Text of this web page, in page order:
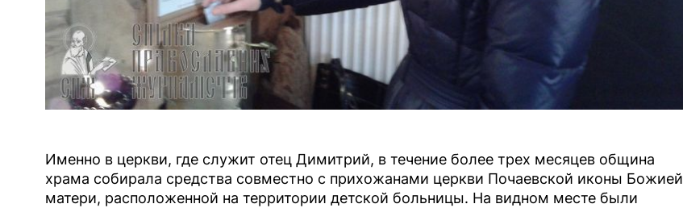
Именно в церкви, где служит отец Димитрий, в течение более трех месяцев община
храма собирала средства совместно с прихожанами церкви Почаевской иконы Божией
матери, расположенной на территории детской больницы. На видном месте были